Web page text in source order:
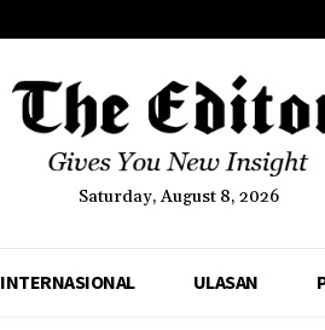
Saturday, August 8, 2026
INTERNASIONAL ULASAN